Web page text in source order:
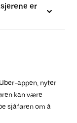
er
appen, nyter
kan være
sjåføren om å